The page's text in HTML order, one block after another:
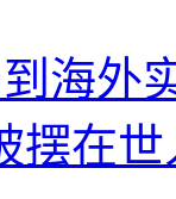
海外
摆在